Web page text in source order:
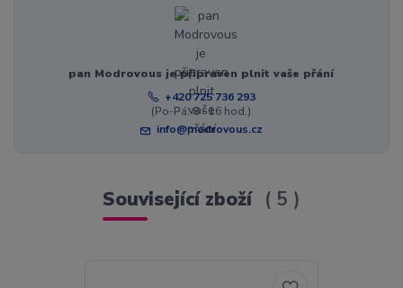
pan Modrovous je připraven plnit vaše přání
+420 725 736 293
(Po-Pá, 8 - 16 hod.)
info@modrovous.cz
Související zboží 5